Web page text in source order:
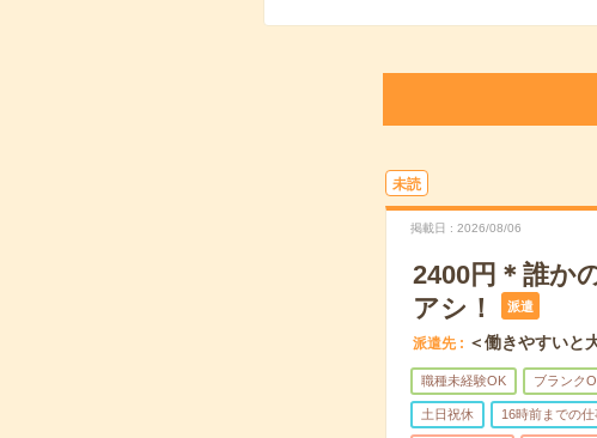
未読
掲載日 2026/08/06
2400円＊誰か
アシ！
派遣
派遣先 ＜働きやすいと
職種未経験OK ブランク
土日祝休 16時前までの仕